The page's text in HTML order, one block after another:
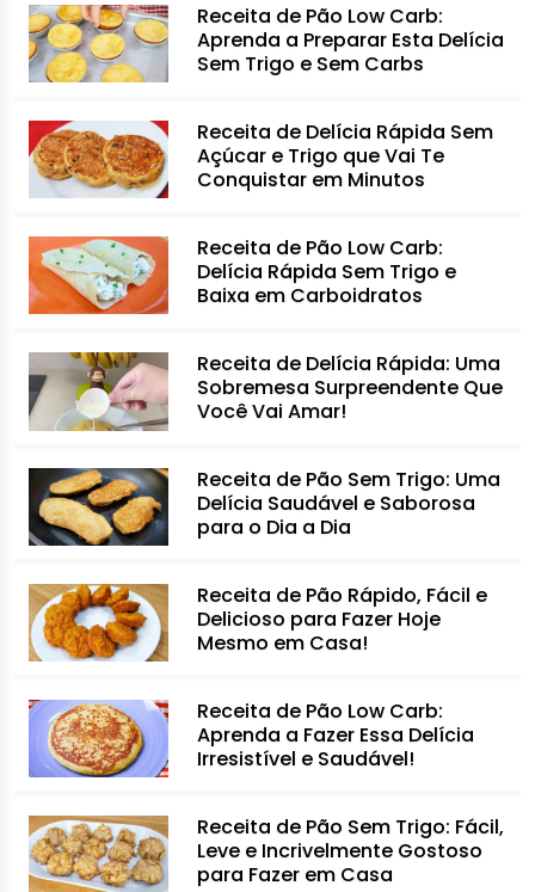
Receita de Pão Low Carb:
Aprenda a Preparar Esta Delícia
Sem Trigo e Sem Carbs
Receita de Delícia Rápida Sem
Açúcar e Trigo que Vai Te
Conquistar em Minutos
Receita de Pão Low Carb:
Delícia Rápida Sem Trigo e
Baixa em Carboidratos
Receita de Delícia Rápida: Uma
Sobremesa Surpreendente Que
Você Vai Amar!
Receita de Pão Sem Trigo: Uma
Delícia Saudável e Saborosa
para o Dia a Dia
Receita de Pão Rápido, Fácil e
Delicioso para Fazer Hoje
Mesmo em Casa!
Receita de Pão Low Carb:
Aprenda a Fazer Essa Delícia
Irresistível e Saudável!
Receita de Pão Sem Trigo: Fácil,
Leve e Incrivelmente Gostoso
para Fazer em Casa